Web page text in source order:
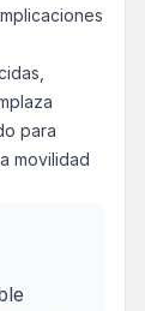
para
movilidad